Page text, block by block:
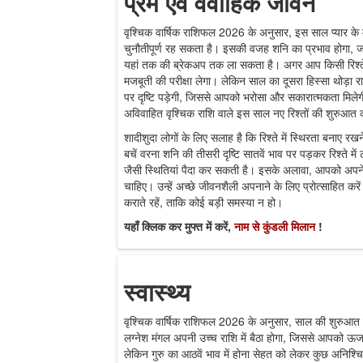
वृश्चिक वार्षिक राशिफल 2026 के अनुसार, इस साल प्यार के
चुनौतीपूर्ण रह सकता है। इसकी वजह शनि का प्रभाव होगा,
यहां तक की ब्रेकअप तक ला सकता है। अगर आप किसी
मजबूती की परीक्षा लेगा। लेकिन साल का दूसरा हिस्सा थोड़ा
पर दृष्टि पड़ेगी, जिससे आपको भरोसा और सकारात्मकता
अविवाहित वृश्चिक राशि वाले इस साल नए रिश्तों की
शादीशुदा लोगों के लिए सलाह है कि रिश्ते में स्थिरता
बचें वरना शनि की तीसरी दृष्टि सातवें भाव पर पड़कर रिश्ते
जैसी स्थितियां पैदा कर सकती है। इसके अलावा, आपको अपने
चाहिए। उन्हें अच्छे जीवनशैली अपनाने के लिए
कराते रहें, ताकि कोई बड़ी समस्या न हो।
यहाँ क्लिक कर मुफ्त में करें,नाम से कुंडली मिलान !
स्वास्थ्य
वृश्चिक वार्षिक राशिफल 2026 के अनुसार, साल की
लग्नेश मंगल अपनी उच्च राशि में बैठा होगा, जिससे आपको
लेकिन गुरु का आठवें भाव में होना सेहत को लेकर कुछ